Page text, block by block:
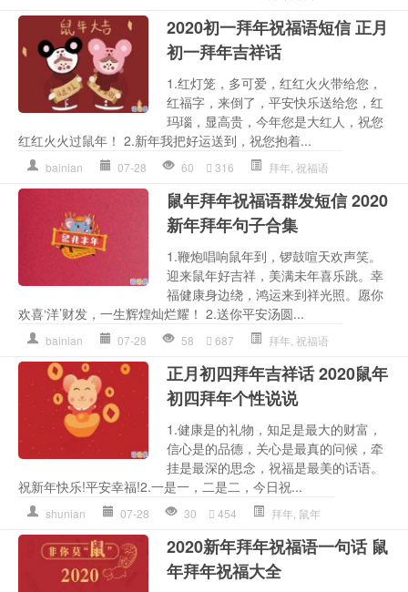
2020初一拜年祝福语短信 正月
初一拜年吉祥话
1.红灯笼，多可爱，红红火火带给您，
红福字，来倒了，平安快乐送给您，红
玛瑙，显高贵，今年您是大红人，祝您
红红火火过鼠年！ 2.新年我把好运送到，祝您抱着...
bainian 07-28 60 316 拜年 祝福语
鼠年拜年祝福语群发短信 2020
新年拜年句子合集
1.鞭炮唱响鼠年到，锣鼓喧天欢声笑。
迎来鼠年好吉祥，美满未年喜乐跳。幸
福健康身边绕，鸿运来到祥光照。愿你
欢喜‘洋’财发，一生辉煌灿烂耀！ 2.送你平安汤圆...
bainian 07-28 58 687 拜年 祝福语
正月初四拜年吉祥话 2020鼠年
初四拜年个性说说
1.健康是的礼物，知足是最大的财富，
信心是的品德，关心是最真的问候，牵
挂是最深的思念，祝福是最美的话语。
祝新年快乐!平安幸福!2.一是一，二是二，今日祝...
shunian 07-28 30 454 拜年 鼠年
2020新年拜年祝福语一句话 鼠
年拜年祝福大全